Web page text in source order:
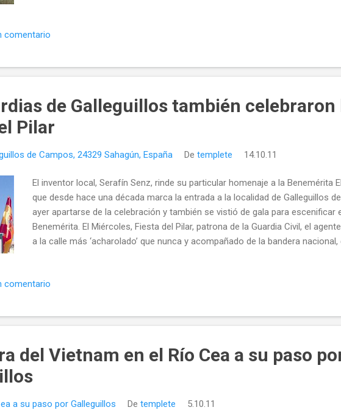
comentario
de Galleguillos también celebraron
Pilar
de Campos, 24329 Sahagún, España De templete 14.10.11
El inventor local, Serafín Senz, rinde su particular homenaje a la Benemérita El
que desde hace una década marca la entrada a la localidad de Galleguillos
ayer apartarse de la celebración y también se vistió de gala para escenificar
Benemérita. El Miércoles, Fiesta del Pilar, patrona de la Guardia Civil, el
a la calle más ‘acharolado’ que nunca y acompañado de la bandera
tampoco ha dudado en ampliar su ‘familia’ de agentes de la ley, añadiendo a
en el ámbito de la igualdad” , comenta el inventor de Galleguillos. Además
Senz ...
comentario
del Vietnam en el Río Cea a su paso
a su paso por Galleguillos De templete 5.10.11